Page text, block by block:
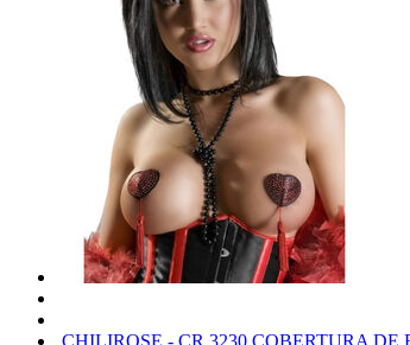
CHILIROSE - CR 3230 COBERTURA